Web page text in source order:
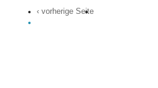
‹ vorherige Seite